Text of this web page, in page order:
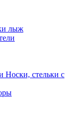
лыж
Носки, стельки с